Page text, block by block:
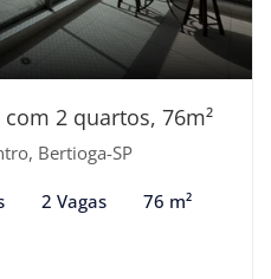
2 quartos, 76m²
Bertioga-SP
2 Vagas 76 m²